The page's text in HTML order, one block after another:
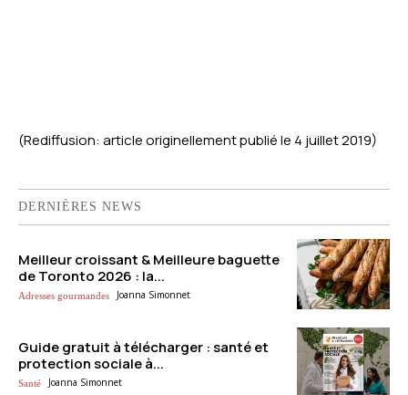
(Rediffusion: article originellement publié le 4 juillet 2019)
DERNIÈRES NEWS
Meilleur croissant & Meilleure baguette
de Toronto 2026 : la...
Adresses gourmandes Joanna Simonnet
Guide gratuit à télécharger : santé et
protection sociale à...
Santé Joanna Simonnet